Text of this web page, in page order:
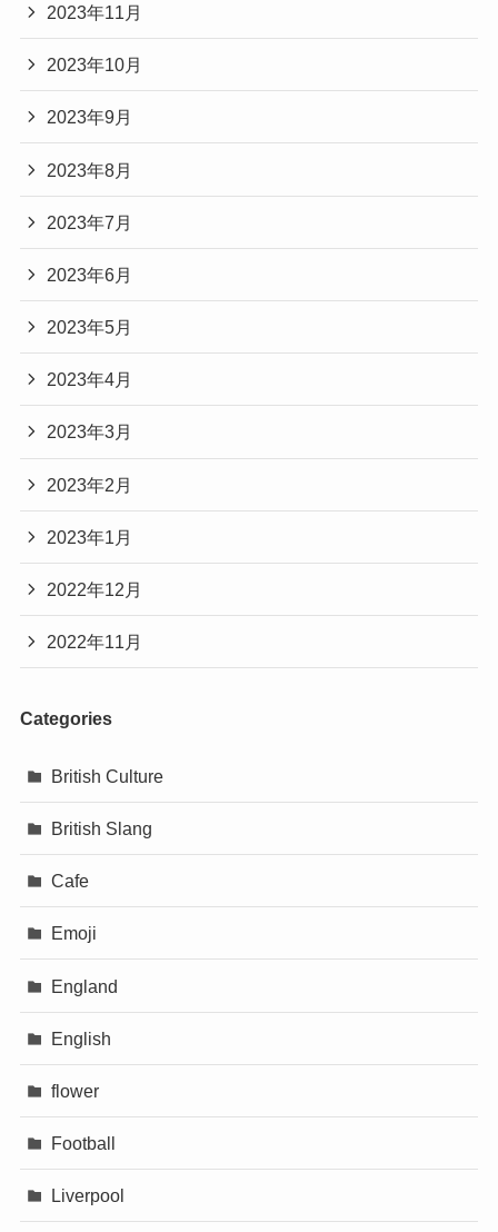
2023年11月
2023年10月
2023年9月
2023年8月
2023年7月
2023年6月
2023年5月
2023年4月
2023年3月
2023年2月
2023年1月
2022年12月
2022年11月
Categories
British Culture
British Slang
Cafe
Emoji
England
English
flower
Football
Liverpool